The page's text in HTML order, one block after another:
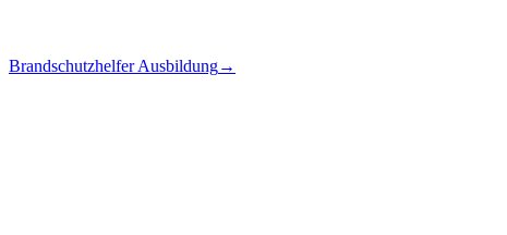
Brandschutzhelfer Ausbildung→